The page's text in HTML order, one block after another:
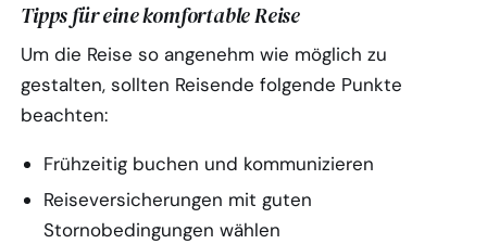
Tipps für eine komfortable Reise
Um die Reise so angenehm wie möglich zu
gestalten, sollten Reisende folgende Punkte
beachten:
Frühzeitig buchen und kommunizieren
Reiseversicherungen mit guten
Stornobedingungen wählen